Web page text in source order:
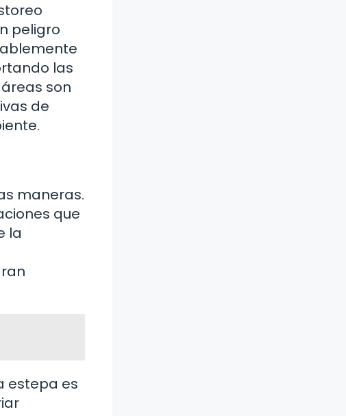
peligro
las
son
de
maneras.
que
la
estepa es